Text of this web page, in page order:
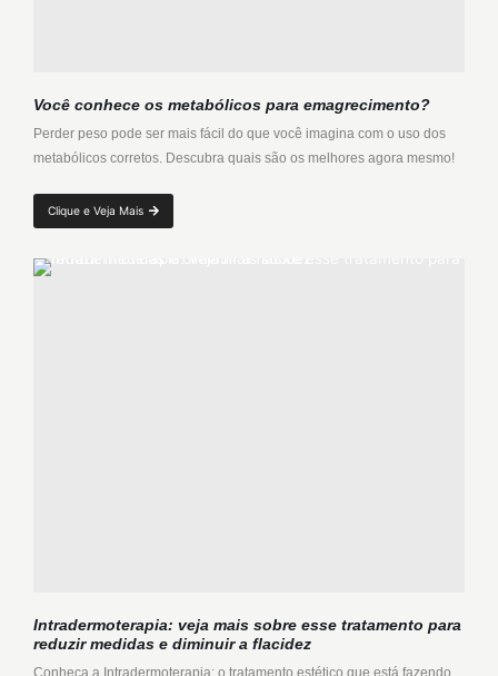
Você conhece os metabólicos para emagrecimento?
Perder peso pode ser mais fácil do que você imagina com o uso dos
metabólicos corretos. Descubra quais são os melhores agora mesmo!
Clique e Veja Mais
Intradermoterapia: veja mais sobre esse tratamento para
reduzir medidas e diminuir a flacidez